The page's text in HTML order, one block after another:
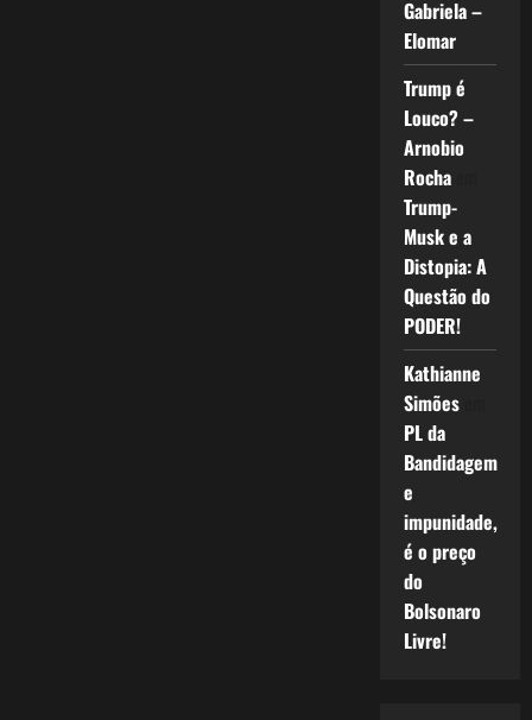
Gabriela –
Elomar
Trump é
Louco? –
Arnobio
Rochaem
Trump-
Musk e a
Distopia: A
Questão do
PODER!
Kathianne
Simõesem
PL da
Bandidagem
e
impunidade,
é o preço
do
Bolsonaro
Livre!